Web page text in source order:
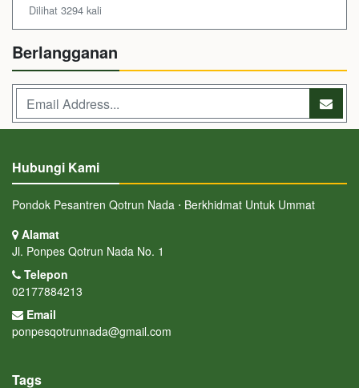
Dilihat 3294 kali
Berlangganan
Hubungi Kami
Pondok Pesantren Qotrun Nada ⋅ Berkhidmat Untuk Ummat
Alamat
Jl. Ponpes Qotrun Nada No. 1
Telepon
02177884213
Email
ponpesqotrunnada@gmail.com
Tags